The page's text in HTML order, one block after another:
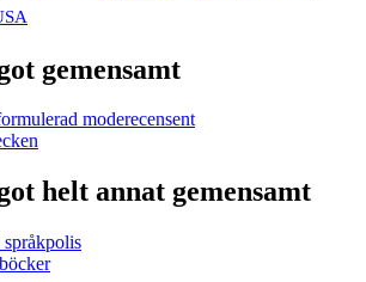
gemensamt
moderecensent
helt annat gemensamt